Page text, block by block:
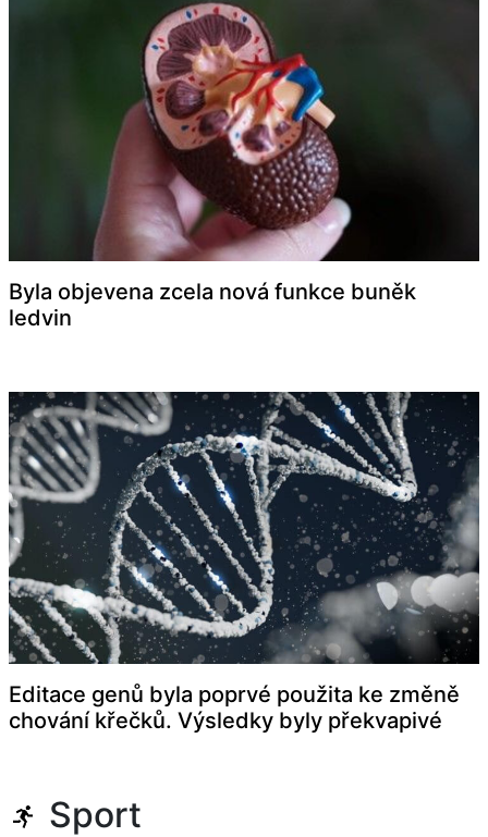
Byla objevena zcela nová funkce buněk
ledvin
Editace genů byla poprvé použita ke změně
chování křečků. Výsledky byly překvapivé
Sport